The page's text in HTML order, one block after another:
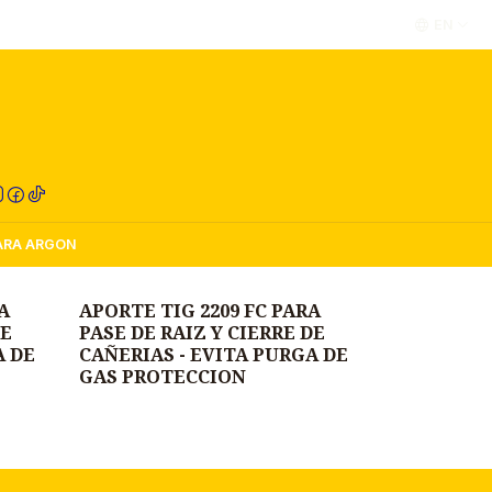
ARGON
DE
APORTE TIG 2209 FC PARA
PASE DE RAIZ Y CIERRE DE
CAÑERIAS - EVITA PURGA DE
GAS PROTECCION